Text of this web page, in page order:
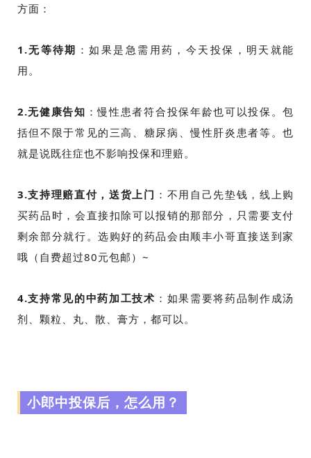
方面：
1.无等待期 ：如果是急需用药，今天投保，明天就能
用。
2.无健康告知 ：慢性患者符合投保年龄也可以投保。包
括但不限于常见的三高、糖尿病、慢性肝炎患者等。也
就是说既往症也不影响投保和理赔。
3.支持理赔直付，送货上门 ：不用自己先垫钱，线上购
买药品时，会直接扣除可以报销的那部分，只需要支付
剩余部分就行。选购好的药品会由顺丰小哥直接送到家
哦（自费超过80元包邮）~
4.支持常见的中药加工技术 ：如果需要将药品制作成汤
剂、颗粒、丸、散、膏方，都可以。
小郎中投保后，怎么用？